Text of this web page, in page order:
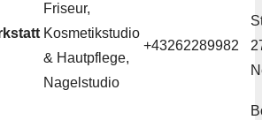
Friseur,
Kosmetikstudio
& Hautpflege,
Nagelstudio
+43262289982